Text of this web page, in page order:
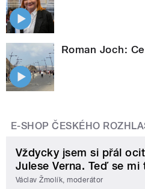
Roman Joch:
E-SHOP ČESKÉHO
Vždycky jsem si přál
Julese Verna. Teď se mi
Václav Žmolík, moderátor